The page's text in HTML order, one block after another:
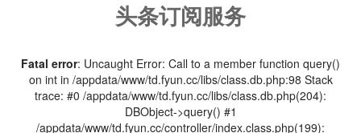
头条订阅服务
Fatal error: Uncaught Error: Call to a member function query()
on int in /appdata/www/td.fyun.cc/libs/class.db.php:98 Stack
trace: #0 /appdata/www/td.fyun.cc/libs/class.db.php(204):
DBObject->query() #1
/appdata/www/td.fyun.cc/controller/index.class.php(199):